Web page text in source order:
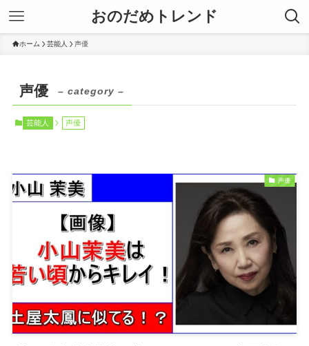
おのだめトレンド
ホーム 芸能人 声優
声優 – category –
芸能人 声優
声優